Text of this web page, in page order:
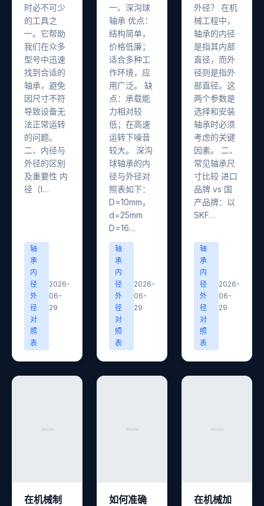
时必不可少
的工具之
一。它帮助
我们在众多
型号中迅速
找到合适的
轴承，避免
因尺寸不符
导致设备无
法正常运转
的问题。
二、内径与
外径的区别
及重要性 内
径（I…
轴
承
内
径
外
径
对
照
表
2026-
06-
29
一、深沟球
轴承 优点：
结构简单，
价格低廉；
适合多种工
作环境，应
用广泛。 缺
点：承载能
力相对较
低；在高速
运转下噪音
较大。 深沟
球轴承的内
径与外径对
照表如下：
D=10mm，
d=25mm
D=16…
轴
承
内
径
外
径
对
照
表
2026-
06-
29
外径？ 在机
械工程中，
轴承的内径
是指其内部
直径，而外
径则是指外
部直径。这
两个参数是
选择和安装
轴承时必须
考虑的关键
因素。 二、
常见轴承尺
寸比较 进口
品牌 vs 国
产品牌：以
SKF…
轴
承
内
径
外
径
对
照
表
2026-
06-
29
在机械制
如何准确
在机械加